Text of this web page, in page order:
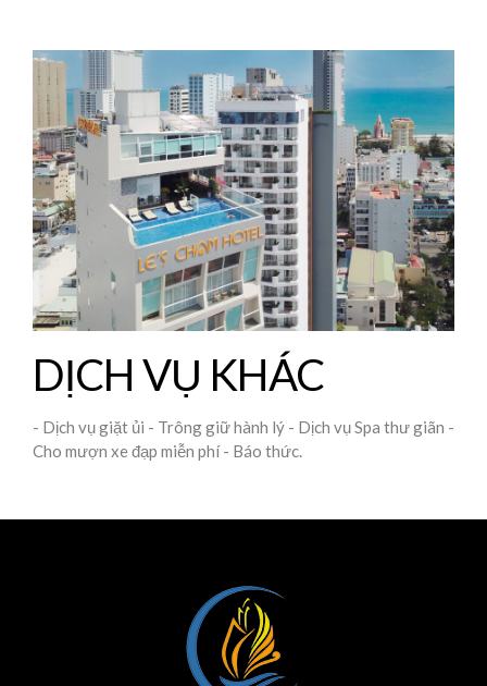
DỊCH VỤ KHÁC
- Dịch vụ giặt ủi - Trông giữ hành lý - Dịch vụ Spa thư giãn -
Cho mượn xe đạp miễn phí - Báo thức.